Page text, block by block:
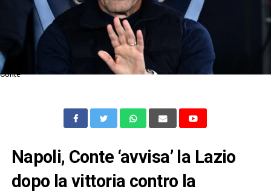
Conte
Napoli, Conte ‘avvisa’ la Lazio
dopo la vittoria contro la